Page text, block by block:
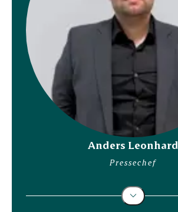
Anders Leonhard
Pressechef